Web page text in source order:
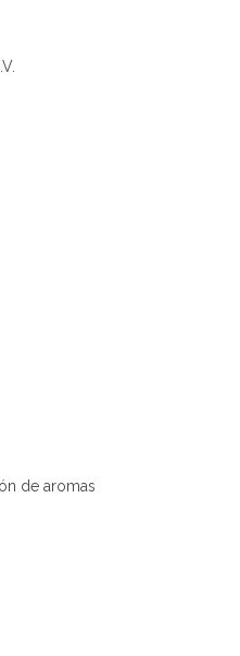
de aromas